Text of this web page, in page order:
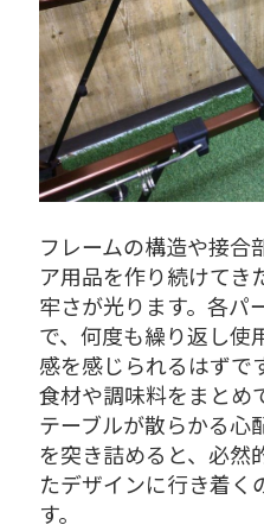
フレームの構造や接合
ア用品を作り続けてき
牢さが光ります。各パ
で、何度も繰り返し使
感を感じられるはずで
食材や調味料をまとめ
テーブルが散らかる心
を突き詰めると、必然
たデザインに行き着く
す。